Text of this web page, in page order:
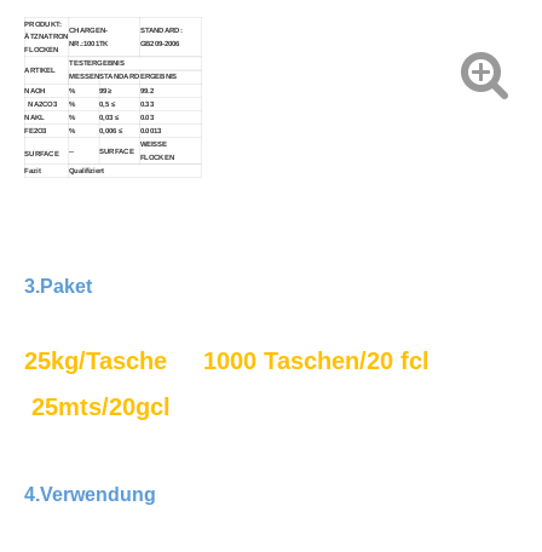
PRODUKT:
ÄTZNATRON
FLOCKEN
CHARGEN-
NR.:1001TK
STANDARD:
GB209-2006
ARTIKEL
TESTERGEBNIS
MESSENSTANDARD ERGEBNIS
NAOH
% 99≥
99.2
NA2CO3
% 0,5 ≤
0.33
NAKL
% 0,03 ≤
0.03
FE2O3
% 0,006 ≤ 0.0013
SURFACE -- SURFACE
WEISSE
FLOCKEN
Fazit
Qualifiziert
3.Paket
25kg/Tasche 1000 Taschen/20 fcl
25mts/20gcl
4.Verwendung